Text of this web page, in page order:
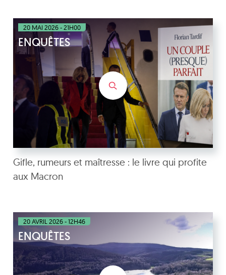
20 MAI 2026 - 21H00
ENQUÊTES
Gifle, rumeurs et maîtresse : le livre qui profite
aux Macron
20 AVRIL 2026 - 12H46
ENQUÊTES